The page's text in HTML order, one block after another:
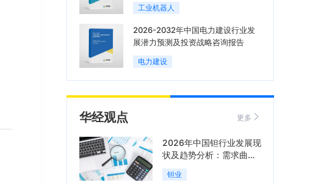
工业机器人
2026-2032年中国电力建设行业发
展潜力预测及投资战略咨询报告
电力建设
华经观点 更多
2026年中国钽行业发展现
状及趋势分析：需求曲线
陡峭与供给曲线平缓的博
弈加剧「图」
钽业